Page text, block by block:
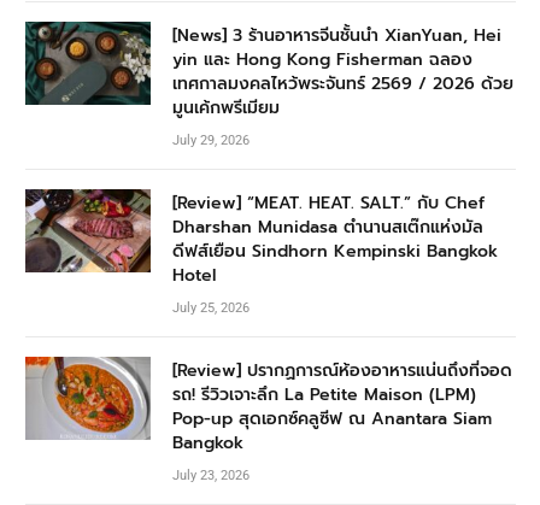
[News] 3 ร้านอาหารจีนชั้นนำ XianYuan, Hei
yin และ Hong Kong Fisherman ฉลอง
เทศกาลมงคลไหว้พระจันทร์ 2569 / 2026 ด้วย
มูนเค้กพรีเมียม
July 29, 2026
[Review] “MEAT. HEAT. SALT.” กับ Chef
Dharshan Munidasa ตำนานสเต๊กแห่งมัล
ดีฟส์เยือน Sindhorn Kempinski Bangkok
Hotel
July 25, 2026
[Review] ปรากฏการณ์ห้องอาหารแน่นถึงที่จอด
รถ! รีวิวเจาะลึก La Petite Maison (LPM)
Pop-up สุดเอกซ์คลูซีฟ ณ Anantara Siam
Bangkok
July 23, 2026